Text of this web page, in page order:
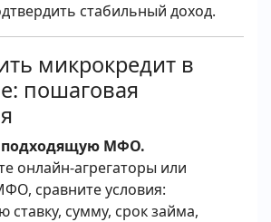
стабильный доход.
микрокредит в
пошаговая
подходящую МФО.
онлайн-агрегаторы или
сравните условия:
ставку, сумму, срок займа,